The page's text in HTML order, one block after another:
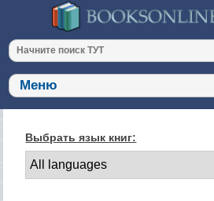
Выбрать язык книг: